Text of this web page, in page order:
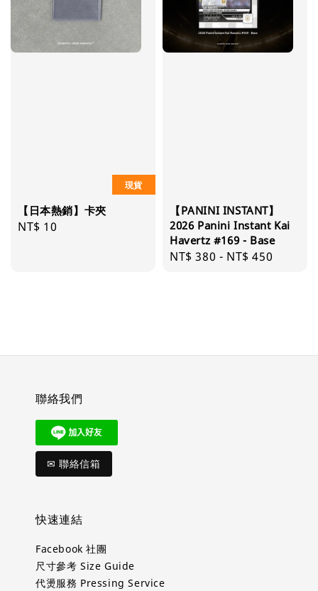
現貨
【日本熱銷】卡夾
Regular
NT$ 10
【PANINI INSTANT】
2026 Panini Instant Kai
Havertz #169 - Base
Regular
NT$ 380 - NT$ 450
聯絡我們
✉ 聯絡信箱
快速連結
Facebook 社團
尺寸參考 Size Guide
代燙服務 Pressing Service